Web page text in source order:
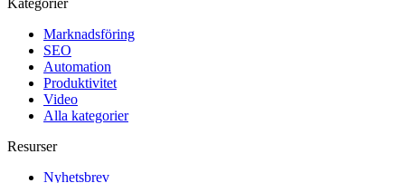
Marknadsföring
SEO
Automation
Produktivitet
Video
Alla kategorier
Resurser
Nyhetsbrev